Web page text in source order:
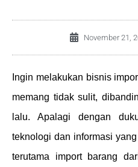
November 21,
Ingin melakukan bisnis
memang tidak sulit,
lalu. Apalagi dengan
teknologi dan informasi
terutama import barang